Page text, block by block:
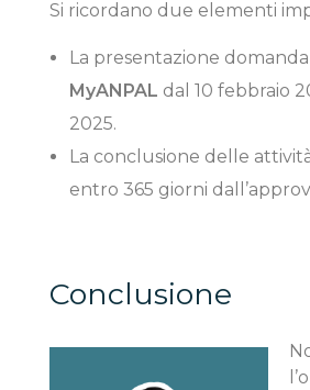
Si ricordano due elementi
La presentazione
MyANPAL dal 10 febbraio
2025.
La conclusione delle
entro 365 giorni
Conclusione